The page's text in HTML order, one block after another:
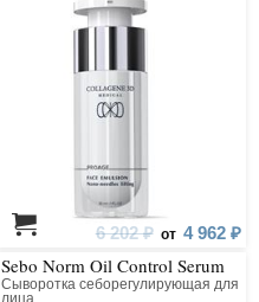
6 202 ₽ от 4 962 ₽
Sebo Norm Oil Control Serum
Сыворотка себорегулирующая для
лица